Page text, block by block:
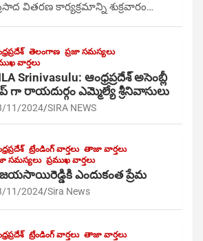
వితరణ కార్యక్రమాన్ని శుక్రవారం…
తెలంగాణ ప్రజా సమస్యలు
వార్తలు
Srinivasulu: ఆంధ్రప్రదేశ్ అసెంబ్లీ
గా రాయదుర్గం ఎమ్మెల్యే శ్రీనివాసులు
11/2024 SIRA NEWS
ట్రేండింగ్ వార్తలు తాజా వార్తలు
సమస్యలు ప్రముఖ వార్తలు
ఎందుకంత ప్రేమ
11/2024 Sira News
ట్రేండింగ్ వార్తలు తాజా వార్తలు